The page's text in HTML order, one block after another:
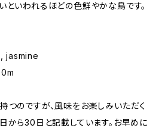
といわれるほどの色鮮やかな鳥です。
jasmine
つのですが、風味をお楽しみいただく
から30日と記載しています。お早めに